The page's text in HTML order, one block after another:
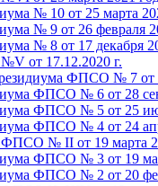
№ 10 от 25 марта
№ 9 от 26 февраля
№ 8 от 17 декабря
от 17.12.2020 г.
ФПСО № 7 от
ФПСО № 6 от 28
ФПСО № 5 от 25
ФПСО № 4 от 24
ФПСО № II от 19 марта
ФПСО № 3 от 19
ФПСО № 2 от 20